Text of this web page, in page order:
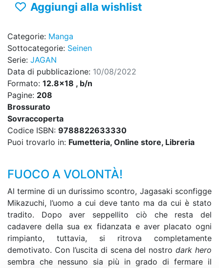
Aggiungi alla wishlist
Categorie: Manga
Sottocategorie: Seinen
Serie: JAGAN
Data di pubblicazione: 10/08/2022
Formato: 12.8x18 , b/n
Pagine: 208
Brossurato
Sovraccoperta
Codice ISBN: 9788822633330
Puoi trovarlo in: Fumetteria, Online store, Libreria
FUOCO A VOLONTÀ!
Al termine di un durissimo scontro, Jagasaki sconfigge
Mikazuchi, l’uomo a cui deve tanto ma da cui è stato
tradito. Dopo aver seppellito ciò che resta del
cadavere della sua ex fidanzata e aver placato ogni
rimpianto, tuttavia, si ritrova completamente
demotivato. Con l’uscita di scena del nostrodark hero
sembra che nessuno sia più in grado di fermare il